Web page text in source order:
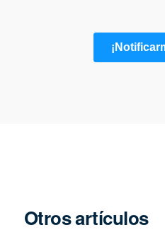
Otros artículos